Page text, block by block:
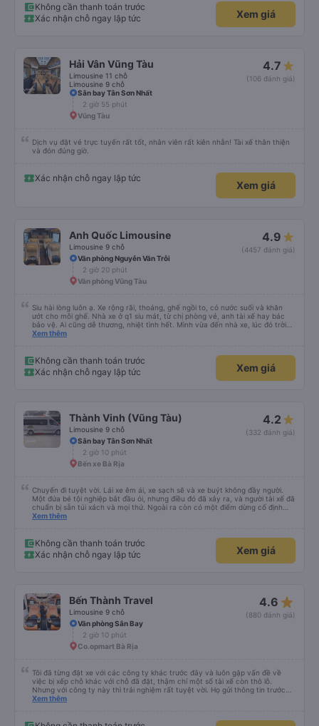
cũng với cái giọng nhỏ nhẹ đó đón khách, không như các xe khác mình từng
đi. Thiệc là ưng hết sức. Nhất định sẽ đi lại lần sau
Không cần thanh toán trước
Xác nhận chỗ ngay lập tức
Xem giá
Hải Vân Vũng Tàu
Limousine 11 chỗ
Limousine 9 chỗ
4.7
(106 đánh giá)
Sân bay Tân Sơn Nhất
2 giờ 55 phút
Vũng Tàu
Dịch vụ đặt vé trực tuyến rất tốt, nhân viên rất kiên nhẫn! Tài xế thân thiện
và đón đúng giờ.
Xác nhận chỗ ngay lập tức
Xem giá
Anh Quốc Limousine
Limousine 9 chỗ
4.9
(4457 đánh giá)
Văn phòng Nguyễn Văn Trỗi
2 giờ 20 phút
Văn phòng Vũng Tàu
Siu hài lòng luôn ạ. Xe rộng rãi, thoáng, ghế ngồi to, có nước suối và khăn
ướt cho mỗi ghế. Nhà xe ở q1 siu mát, từ chị phòng vé, anh tài xế hay bác
bảo vệ. Ai cũng dễ thương, nhiệt tình hết. Mình vừa đến nhà xe, lúc đó trời
mưa, anh nhân viên lập tức bung dù che cho mình vào nhà xe ngồi chờ. Bác
phí và cũng không cần đổi xe để trung chuyển gì luôn. Sau khi đặt vé, nhà xe
sẽ gọi xác nhận, đến lúc gần xuất phát thì bên nhà xe cũng gọi nhắc nhở
mình lun. Rấc ưng ạ. Sẽ ủng hộ hãng mỗi lần mình có dịp đi Vùng Tàu ❤️❤️❤️
Xem thêm
Không cần thanh toán trước
Xác nhận chỗ ngay lập tức
Xem giá
Thành Vinh (Vũng Tàu)
Limousine 9 chỗ
4.2
(332 đánh giá)
Sân bay Tân Sơn Nhất
2 giờ 10 phút
Bến xe Bà Rịa
Chuyến đi tuyệt vời. Lái xe êm ái, xe sạch sẽ và xe buýt không đầy người.
Một đứa bé tội nghiệp bắt đầu ói, nhưng điều đó đã xảy ra, và người tài xế đã
chuẩn bị sẵn túi xách và mọi thứ. Ngoài ra còn có một điểm dừng cố định
trên đường đến vubg tau
Xem thêm
Không cần thanh toán trước
Xác nhận chỗ ngay lập tức
Xem giá
Bến Thành Travel
Limousine 9 chỗ
4.6 star_rate
(880 đánh giá)
Văn phòng Sân Bay
2 giờ 10 phút
Co.opmart Bà Rịa
Tôi đã từng đặt xe với các công ty khác trước đây và luôn gặp vấn đề về
việc bị xếp chỗ khác với chỗ đã đặt, thậm chí một số tài xế còn thô lỗ.
Nhưng với công ty này thì trải nghiệm rất tuyệt vời. Họ gửi thông tin trước
nên tôi biết khi nào tài xế sẽ đến, đón tôi tại địa chỉ và xếp tôi ngồi đúng chỗ
này. Tôi thường xuyên sử dụng dịch vụ xe limousine để đi lại giữa Thành phố
Xem thêm